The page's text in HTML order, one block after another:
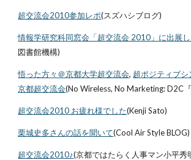
超交流会2010参加レポ(スズハシブログ)
情報学研究科同窓会「超交流会 2010」に出展
図書館機構)
悟った方々＠京都大学超交流会, 超ポジティブ
京都超交流会(No Wireless, No Marketing: D2C
超交流会2010 お疲れ様でした(Kenji Sato)
栗城史多さんの話を聞いて(Cool Air Style BLOG)
超交流会2010♪(京都ではたらく人事マン小平秀